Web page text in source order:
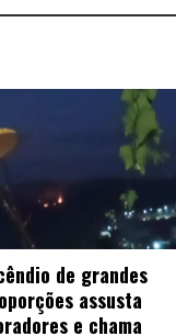
de grandes
assusta
e chama